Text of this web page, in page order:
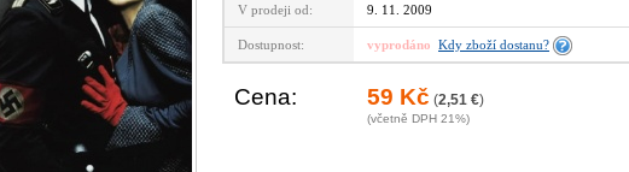
V prodeji od: 9. 11. 2009
Dostupnost: vyprodáno Kdy zboží dostanu?
Cena: 59 Kč (2,51 €)
(včetně DPH 21%)